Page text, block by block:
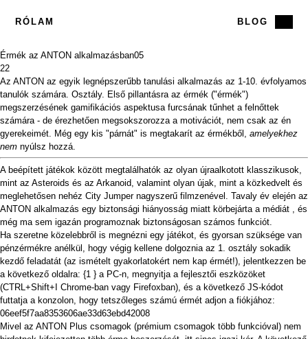
RÓLAM BLOG
Érmék az ANTON alkalmazásban05
22
Az ANTON az egyik legnépszerűbb tanulási alkalmazás az 1-10. évfolyamos
tanulók számára. Osztály. Első pillantásra az érmék ("érmék")
megszerzésének gamifikációs aspektusa furcsának tűnhet a felnőttek
számára - de érezhetően megsokszorozza a motivációt, nem csak az én
gyerekeimét. Még egy kis "párnát" is megtakarít az érmékből, amelyekhez
nem nyúlsz hozzá.
A beépített játékok között megtalálhatók az olyan újraalkotott klasszikusok,
mint az Asteroids és az Arkanoid, valamint olyan újak, mint a közkedvelt és
meglehetősen nehéz City Jumper nagyszerű filmzenével. Tavaly év elején az
ANTON alkalmazás egy biztonsági hiányosság miatt körbejárta a médiát , és
még ma sem igazán programoznak biztonságosan számos funkciót.
Ha szeretne közelebbről is megnézni egy játékot, és gyorsan szüksége van
pénzérmékre anélkül, hogy végig kellene dolgoznia az 1. osztály sokadik
kezdő feladatát (az ismételt gyakorlatokért nem kap érmét!), jelentkezzen be
a következő oldalra: {1 } a PC-n, megnyitja a fejlesztői eszközöket
(CTRL+Shift+I Chrome-ban vagy Firefoxban), és a következő JS-kódot
futtatja a konzolon, hogy tetszőleges számú érmét adjon a fiókjához:
06eef5f7aa8353606ae33d63ebd42008
Mivel az ANTON Plus csomagok (prémium csomagok több funkcióval) nem